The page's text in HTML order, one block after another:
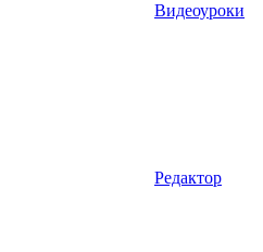
Видеоуроки
Редактор